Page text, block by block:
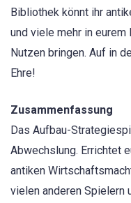
Bibliothek könnt ihr
und viele mehr in
Nutzen bringen. Auf in
Ehre!
Zusammenfassung
Das Aufbau-
Abwechslung. Errichtet
antiken
vielen anderen Spielern